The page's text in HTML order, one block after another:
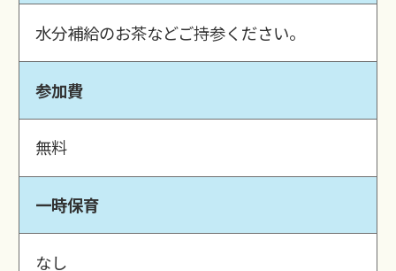
水分補給のお茶などご持参ください。
参加費
無料
一時保育
なし